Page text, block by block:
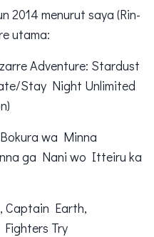
2014 menurut saya (Rin-
utama:
Adventure: Stardust
Stay Night Unlimited
wa Minna
ga Nani wo Itteiru ka
Captain Earth,
Try